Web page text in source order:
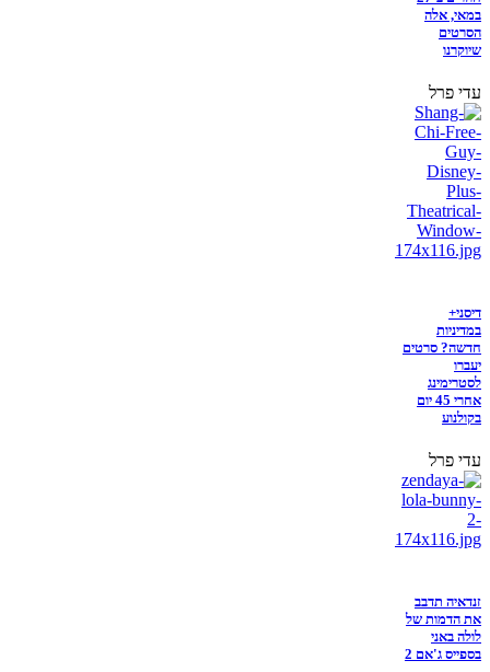
במאי, אלה
הסרטים
שיוקרנו
עדי פרל
דיסני+
במדיניות
חדשה? סרטים
יעברו
לסטרימינג
אחרי 45 יום
בקולנוע
עדי פרל
זנדאיה תדבב
את הדמות של
לולה באני
בספייס ג'אם 2